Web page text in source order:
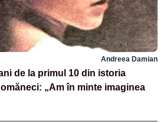
Andreea Damian
de la primul 10 din istoria
„Am în minte imaginea